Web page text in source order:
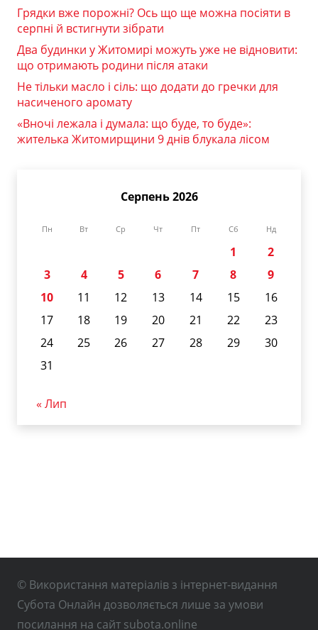
Грядки вже порожні? Ось що ще можна посіяти в
серпні й встигнути зібрати
Два будинки у Житомирі можуть уже не відновити:
що отримають родини після атаки
Не тільки масло і сіль: що додати до гречки для
насиченого аромату
«Вночі лежала і думала: що буде, то буде»:
жителька Житомирщини 9 днів блукала лісом
Серпень 2026
Пн Вт Ср Чт Пт Сб Нд
1
2
3
4 5 6 7 8
9
10
11 12 13 14 15
16
17
18 19 20 21 22
23
24
25 26 27 28 29
30
31
« Лип
© Використання матеріалів з інтернет-видання
Субота Онлайн дозволяється лише за умови
посилання на сайт subota.online